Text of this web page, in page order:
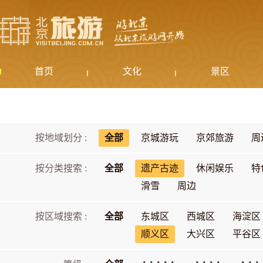
首页 文化 景区
按地域划分 : 全部 京城游玩 京郊旅游 周
按分类搜索 : 全部 遗产古迹 休闲娱乐
特
滑雪
周边
按区域搜索 : 全部 东城区 西城区
海淀区
顺义区
大兴区 平谷区